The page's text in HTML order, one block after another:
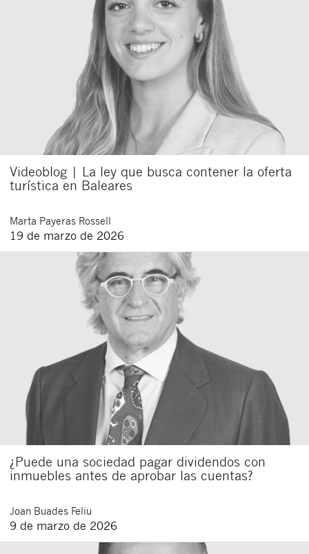
Videoblog | La ley que busca contener la oferta
turística en Baleares
Marta Payeras Rossell
19 de marzo de 2026
¿Puede una sociedad pagar dividendos con
inmuebles antes de aprobar las cuentas?
Joan Buades Feliu
9 de marzo de 2026